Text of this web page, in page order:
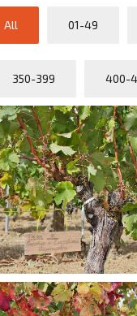
All 01-49
350-399 400-